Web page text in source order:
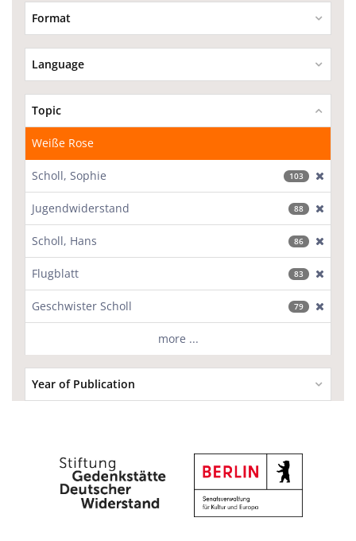
Format
Language
Topic
Weiße Rose
Scholl, Sophie 103
Jugendwiderstand 88
Scholl, Hans 86
Flugblatt 83
Geschwister Scholl 79
more ...
Year of Publication